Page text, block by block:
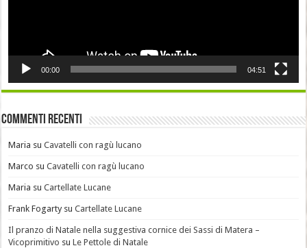
00:00 04:51
Commenti recenti
Maria suCavatelli con ragù lucano
Marco suCavatelli con ragù lucano
Maria suCartellate Lucane
Frank FogartysuCartellate Lucane
Il pranzo di Natale nella suggestiva cornice dei Sassi di Matera –
Vicoprimitivo suLe Pettole di Natale